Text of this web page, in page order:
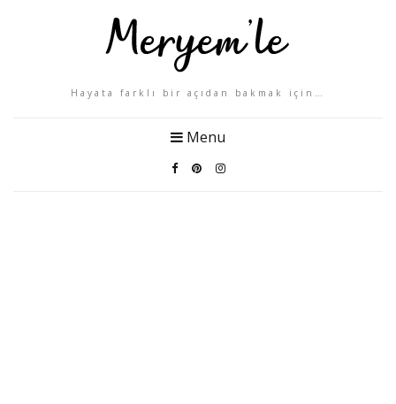
Hayata farklı bir açıdan bakmak için…
Menu